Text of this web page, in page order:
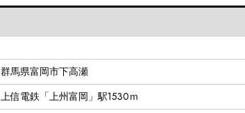
群馬県富岡市下高瀬
上信電鉄「上州富岡」駅1530ｍ